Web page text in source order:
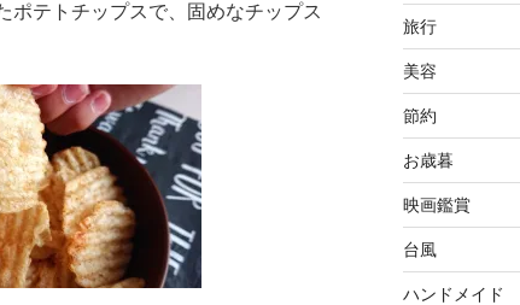
ポテトチップスで、固めなチップス
旅行
美容
節約
お歳暮
映画鑑賞
台風
ハンドメイド